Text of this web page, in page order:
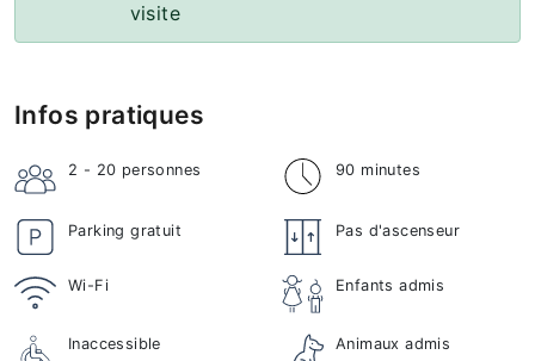
visite
Infos pratiques
2 - 20 personnes 90 minutes
Parking gratuit Pas d'ascenseur
Wi-Fi Enfants admis
Inaccessible Animaux admis